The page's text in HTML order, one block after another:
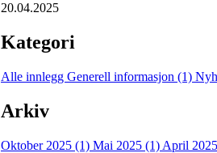
20.04.2025
Kategori
Alle innlegg Generell informasjon (1)
Arkiv
Oktober 2025 (1) Mai 2025 (1) April